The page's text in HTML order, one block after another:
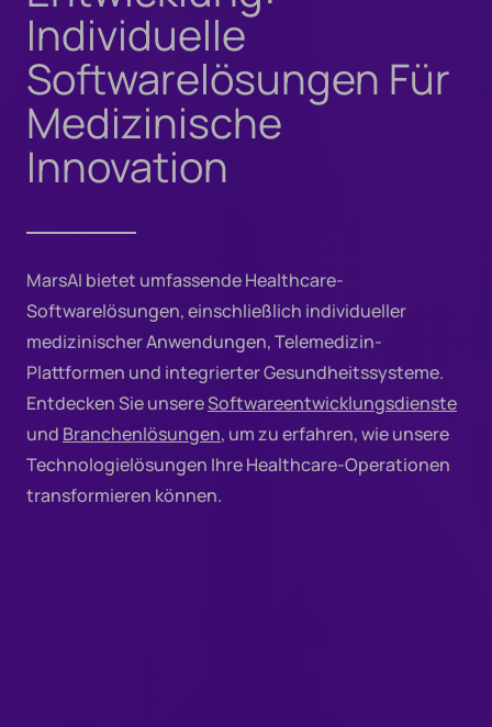
Individuelle
Softwarelösungen Für
Medizinische
Innovation
MarsAI bietet umfassende Healthcare-
Softwarelösungen, einschließlich individueller
medizinischer Anwendungen, Telemedizin-
Plattformen und integrierter Gesundheitssysteme.
Entdecken Sie unsereSoftwareentwicklungsdienste
und Branchenlösungen, um zu erfahren, wie unsere
Technologielösungen Ihre Healthcare-Operationen
transformieren können.